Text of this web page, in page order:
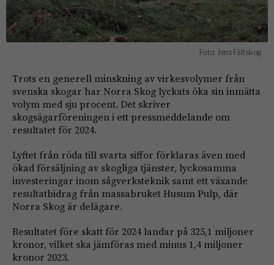
Foto: Jens Fältskog
Trots en generell minskning av virkesvolymer från
svenska skogar har Norra Skog lyckats öka sin inmätta
volym med sju procent. Det skriver
skogsägarföreningen i ett pressmeddelande om
resultatet för 2024.
Lyftet från röda till svarta siffor förklaras även med
ökad försäljning av skogliga tjänster, lyckosamma
investeringar inom sågverksteknik samt ett växande
resultatbidrag från massabruket Husum Pulp, där
Norra Skog är delägare.
Resultatet före skatt för 2024 landar på 325,1 miljoner
kronor, vilket ska jämföras med minus 1,4 miljoner
kronor 2023.